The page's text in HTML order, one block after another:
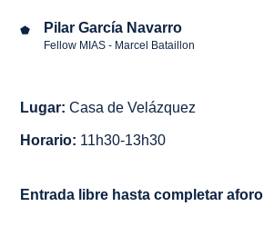
Pilar García Navarro
Fellow MIAS - Marcel Bataillon
Lugar: Casa de Velázquez
Horario: 11h30-13h30
Entrada libre hasta completar aforo